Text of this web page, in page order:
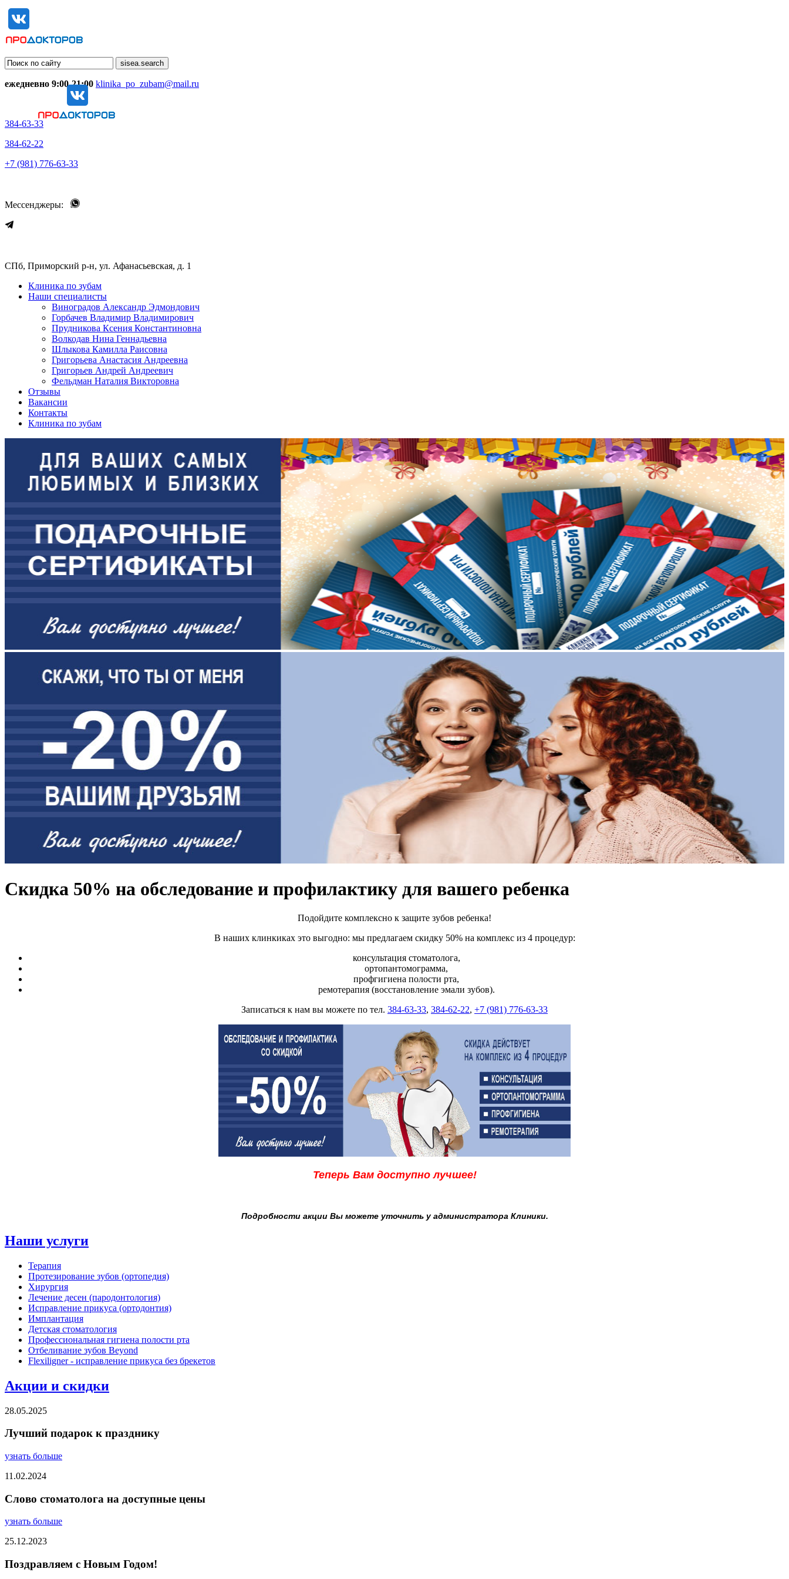
ежедневно 9:00-21:00 klinika_po_zubam@mail.ru
384-63-33
384-62-22
+7 (981) 776-63-33
Мессенджеры:
СПб, Приморский р-н, ул. Афанасьевская, д. 1
Клиника по зубам
Наши специалисты
Виноградов Александр Эдмондович
Горбачев Владимир Владимирович
Прудникова Ксения Константиновна
Волкодав Нина Геннадьевна
Шлыкова Камилла Раисовна
Григорьева Анастасия Андреевна
Григорьев Андрей Андреевич
Фельдман Наталия Викторовна
Отзывы
Вакансии
Контакты
Клиника по зубам
Скидка 50% на обследование и профилактику для вашего ребенка
Подойдите комплексно к защите зубов ребенка!
В наших клинкиках это выгодно: мы предлагаем скидку 50% на комплекс из 4 процедур:
консультация стоматолога,
ортопантомограмма,
профгигиена полости рта,
ремотерапия (восстановление эмали зубов).
Записаться к нам вы можете по тел. 384-63-33, 384-62-22, +7 (981) 776-63-33
Теперь Вам доступно лучшее!
Подробности акции Вы можете уточнить у администратора Клиники.
Наши услуги
Терапия
Протезирование зубов (ортопедия)
Хирургия
Лечение десен (пародонтология)
Исправление прикуса (ортодонтия)
Имплантация
Детская стоматология
Профессиональная гигиена полости рта
Отбеливание зубов Beyond
Flexiligner - исправление прикуса без брекетов
Акции и скидки
28.05.2025
Лучший подарок к празднику
узнать больше
11.02.2024
Слово стоматолога на доступные цены
узнать больше
25.12.2023
Поздравляем с Новым Годом!